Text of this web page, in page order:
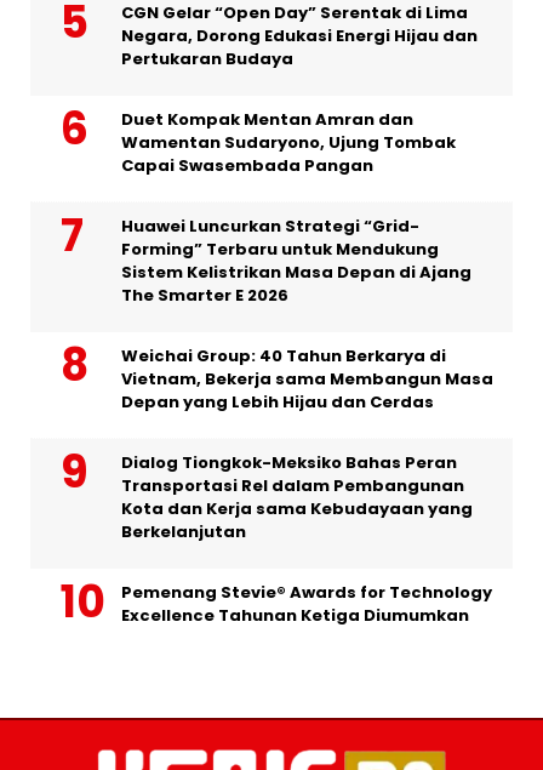
CGN Gelar “Open Day” Serentak di Lima
Negara, Dorong Edukasi Energi Hijau dan
Pertukaran Budaya
Duet Kompak Mentan Amran dan
Wamentan Sudaryono, Ujung Tombak
Capai Swasembada Pangan
Huawei Luncurkan Strategi “Grid-
Forming” Terbaru untuk Mendukung
Sistem Kelistrikan Masa Depan di Ajang
The Smarter E 2026
Weichai Group: 40 Tahun Berkarya di
Vietnam, Bekerja sama Membangun Masa
Depan yang Lebih Hijau dan Cerdas
Dialog Tiongkok-Meksiko Bahas Peran
Transportasi Rel dalam Pembangunan
Kota dan Kerja sama Kebudayaan yang
Berkelanjutan
Pemenang Stevie® Awards for Technology
Excellence Tahunan Ketiga Diumumkan